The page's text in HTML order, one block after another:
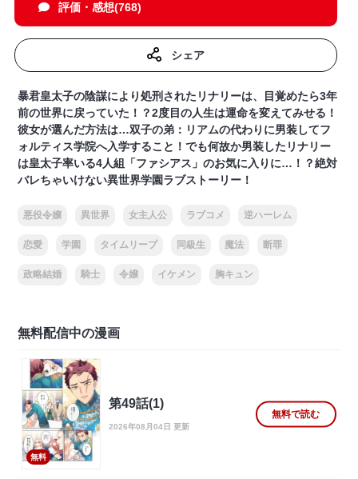
評価・感想(768)
シェア
暴君皇太子の陰謀により処刑されたリナリーは、目覚めたら3年
前の世界に戻っていた！？2度目の人生は運命を変えてみせる！
彼女が選んだ方法は…双子の弟：リアムの代わりに男装してフ
ォルティス学院へ入学すること！でも何故か男装したリナリー
は皇太子率いる4人組「ファシアス」のお気に入りに…！？絶対
バレちゃいけない異世界学園ラブストーリー！
悪役令嬢 異世界 女主人公 ラブコメ 逆ハーレム
恋愛 学園 タイムリープ 同級生 魔法 断罪
政略結婚 騎士 令嬢 イケメン 胸キュン
無料配信中の漫画
無料
第49話(1)
2026年08月04日 更新
無料で読む